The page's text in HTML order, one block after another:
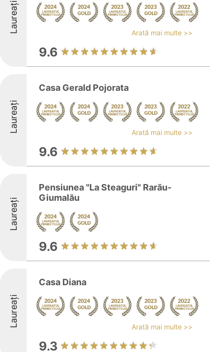
Laureați Arată mai multe >>
9.6
Laureați
Casa Gerald Pojorata
Arată mai multe >>
9.6
Laureați
Pensiunea "La Steaguri" Rarău-
Giumalău
9.6
Laureați
Casa Diana
Arată mai multe >>
9.3